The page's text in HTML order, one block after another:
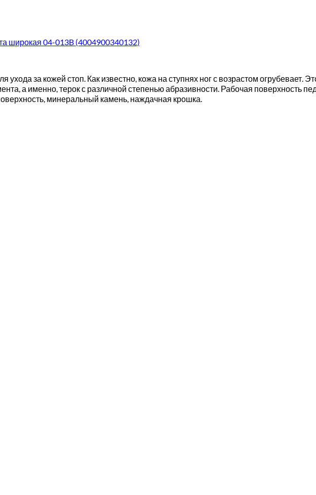
широкая 04-013B (4004900340132)
за кожей стоп. Как известно, кожа на ступнях ног с возрастом огрубевает.
а именно, терок с различной степенью абразивности. Рабочая поверхность
минеральный камень, наждачная крошка.